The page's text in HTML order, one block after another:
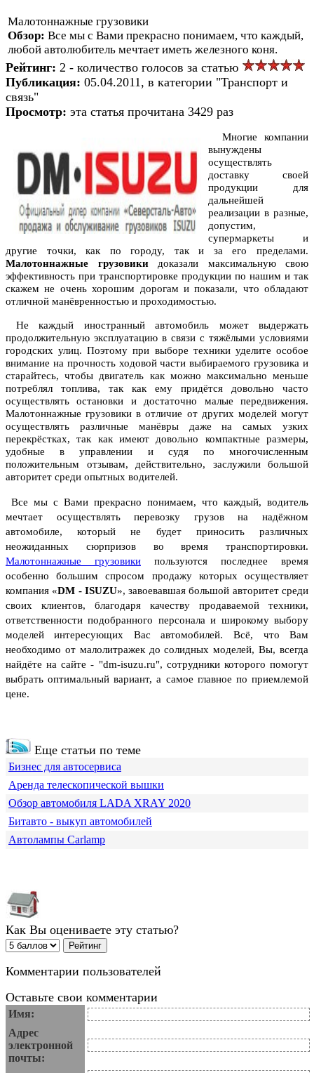
Малотоннажные грузовики
Обзор: Все мы с Вами прекрасно понимаем, что каждый,
любой автолюбитель мечтает иметь железного коня.
Рейтинг: 2 - количество голосов за статью
Публикация: 05.04.2011, в категории "Транспорт и
связь"
Просмотр: эта статья прочитана 3429 раз
Многие компании
вынуждены
осуществлять
доставку своей
продукции для
дальнейшей
реализации в разные,
допустим,
супермаркеты и
другие точки, как по городу, так и за его пределами.
Малотоннажные грузовикидоказали максимальную свою
эффективность при транспортировке продукции по нашим и так
скажем не очень хорошим дорогам и показали, что обладают
отличной манёвренностью и проходимостью.
Не каждый иностранный автомобиль может выдержать
продолжительную эксплуатацию в связи с тяжёлыми условиями
городских улиц. Поэтому при выборе техники уделите особое
внимание на прочность ходовой части выбираемого грузовика и
старайтесь, чтобы двигатель как можно максимально меньше
потреблял топлива, так как ему придётся довольно часто
осуществлять остановки и достаточно малые передвижения.
Малотоннажные грузовики в отличие от других моделей могут
осуществлять различные манёвры даже на самых узких
перекрёстках, так как имеют довольно компактные размеры,
удобные в управлении и судя по многочисленным
положительным отзывам, действительно, заслужили большой
авторитет среди опытных водителей.
Все мы с Вами прекрасно понимаем, что каждый, водитель
мечтает осуществлять перевозку грузов на надёжном
автомобиле, который не будет приносить различных
неожиданных сюрпризов во время транспортировки.
Малотоннажные грузовики пользуются последнее время
особенно большим спросом продажу которых осуществляет
компания «DM - ISUZU», завоевавшая большой авторитет среди
своих клиентов, благодаря качеству продаваемой техники,
ответственности подобранного персонала и широкому выбору
моделей интересующих Вас автомобилей.
Всё, что Вам
необходимо от малолитражек до солидных моделей, Вы, всегда
найдёте на сайте - "dm-isuzu.ru", сотрудники которого помогут
выбрать оптимальный вариант, а самое главное по приемлемой
цене.
Еще статьи по теме
Бизнес для автосервиса
Аренда телескопической вышки
Обзор автомобиля LADA XRAY 2020
Битавто - выкуп автомобилей
Автолампы Carlamp
Как Вы оцениваете эту статью?
Комментарии пользователей
Оставьте свои комментарии
Имя:
Адрес
электронной
почты: